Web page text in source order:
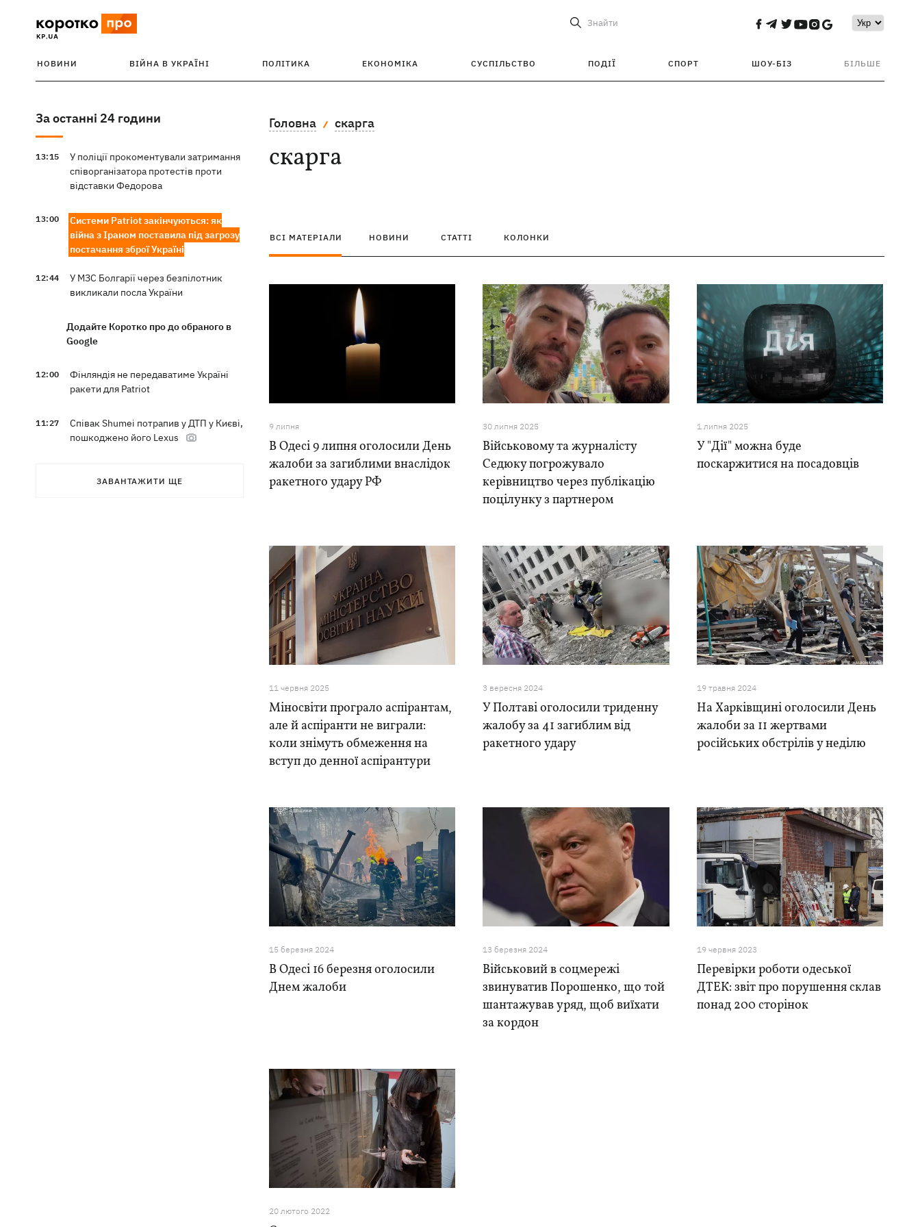
Знайти
НОВИНИ ВІЙНА В УКРАЇНІ ПОЛІТИКА ЕКОНОМІКА СУСПІЛЬСТВО ПОДІЇ СПОРТ ШОУ-БІЗ БІЛЬШЕ
За останні 24 години
13:15
У поліції прокоментували затримання
співорганізатора протестів проти
відставки Федорова
13:00
Системи Patriot закінчуються: як
війна з Іраном поставила під загрозу
постачання зброї Україні
12:44
У МЗС Болгарії через безпілотник
викликали посла України
Додайте Коротко про до обраного в
Google
12:00
Фінляндія не передаватиме Україні
ракети для Patriot
11:27
Співак Shumei потрапив у ДТП у Києві,
пошкоджено його Lexus
річчя оголосив, що написав
ЗАВАНТАЖИТИ ЩЕ
Головна скарга
скарга
ВСІ МАТЕРІАЛИ НОВИНИ СТАТТІ КОЛОНКИ
9 липня
В Одесі 9 липня оголосили День
жалоби за загиблими внаслідок
ракетного удару РФ
30 липня 2025
Військовому та журналісту
Седюку погрожувало
керівництво через публікацію
поцілунку з партнером
1 липня 2025
У "Дії" можна буде
поскаржитися на посадовців
11 червня 2025
Міносвіти програло аспірантам,
але й аспіранти не виграли:
коли знімуть обмеження на
вступ до денної аспірантури
3 вересня 2024
У Полтаві оголосили триденну
жалобу за 41 загиблим від
ракетного удару
19 травня 2024
На Харківщині оголосили День
жалоби за 11 жертвами
російських обстрілів у неділю
15 березня 2024
В Одесі 16 березня оголосили
Днем жалоби
13 березня 2024
Військовий в соцмережі
звинуватив Порошенко, що той
шантажував уряд, щоб виїхати
за кордон
19 червня 2023
Перевірки роботи одеської
ДТЕК: звіт про порушення склав
понад 200 сторінок
20 лютого 2022